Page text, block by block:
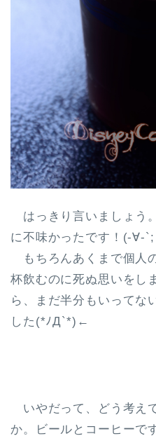
はっきり言いましょう
に不味かったです！(-∀-`;
もちろんあくまで個人
杯飲むのに死ぬ思いをし
ら、まだ半分もいってな
した(*ﾉД`*)←
いやだって、どう考え
か。ビールとコーヒーで